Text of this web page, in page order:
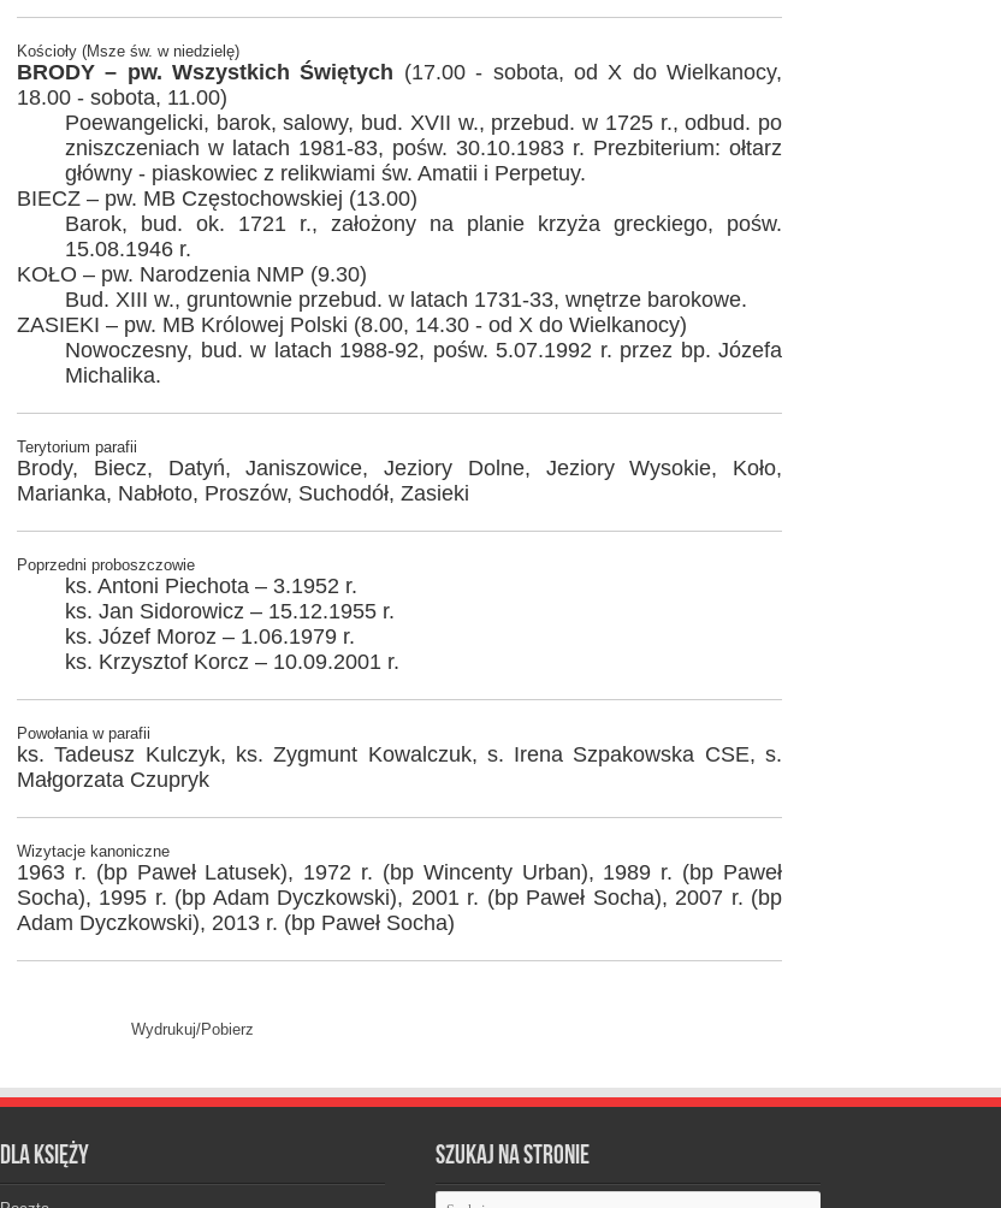
Kościoły (Msze św. w niedzielę)
BRODY – pw. Wszystkich Świętych (17.00 - sobota, od X do Wielkanocy,
18.00 - sobota, 11.00)
Poewangelicki, barok, salowy, bud. XVII w., przebud. w 1725 r., odbud. po
zniszczeniach w latach 1981-83, pośw. 30.10.1983 r. Prezbiterium: ołtarz
główny - piaskowiec z relikwiami św. Amatii i Perpetuy.
BIECZ – pw. MB Częstochowskiej (13.00)
Barok, bud. ok. 1721 r., założony na planie krzyża greckiego, pośw.
15.08.1946 r.
KOŁO – pw. Narodzenia NMP (9.30)
Bud. XIII w., gruntownie przebud. w latach 1731-33, wnętrze barokowe.
ZASIEKI – pw. MB Królowej Polski (8.00, 14.30 - od X do Wielkanocy)
Nowoczesny, bud. w latach 1988-92, pośw. 5.07.1992 r. przez bp. Józefa
Michalika.
Terytorium parafii
Brody, Biecz, Datyń, Janiszowice, Jeziory Dolne, Jeziory Wysokie, Koło,
Marianka, Nabłoto, Proszów, Suchodół, Zasieki
Poprzedni proboszczowie
ks. Antoni Piechota – 3.1952 r.
ks. Jan Sidorowicz – 15.12.1955 r.
ks. Józef Moroz – 1.06.1979 r.
ks. Krzysztof Korcz – 10.09.2001 r.
Powołania w parafii
ks. Tadeusz Kulczyk, ks. Zygmunt Kowalczuk, s. Irena Szpakowska CSE, s.
Małgorzata Czupryk
Wizytacje kanoniczne
1963 r. (bp Paweł Latusek), 1972 r. (bp Wincenty Urban), 1989 r. (bp Paweł
Socha), 1995 r. (bp Adam Dyczkowski), 2001 r. (bp Paweł Socha), 2007 r. (bp
Adam Dyczkowski), 2013 r. (bp Paweł Socha)
Wydrukuj/Pobierz
Dla księży Szukaj na stronie